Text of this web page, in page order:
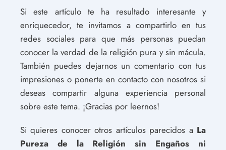
Si este artículo te ha resultado interesante y
enriquecedor, te invitamos a compartirlo en tus
redes sociales para que más personas puedan
conocer la verdad de la religión pura y sin mácula.
También puedes dejarnos un comentario con tus
impresiones o ponerte en contacto con nosotros si
deseas compartir alguna experiencia personal
sobre este tema. ¡Gracias por leernos!
Si quieres conocer otros artículos parecidos a La
Pureza de la Religión sin Engaños ni